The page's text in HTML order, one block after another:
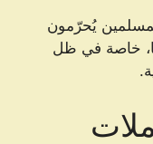
العلماء المسلمين يُحرّمون
خاصة في ظل